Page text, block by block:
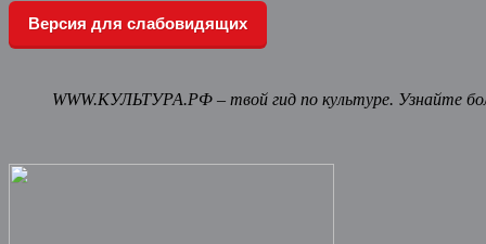
Версия для слабовидящих
WWW.КУЛЬТУРА.РФ – твой гид по культуре. Узнайте